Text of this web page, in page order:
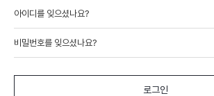
아이디를 잊으셨나요?
비밀번호를 잊으셨나요?
로그인